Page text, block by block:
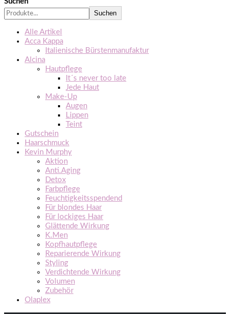
Suchen
Alle Artikel
Acca Kappa
Italienische Bürstenmanufaktur
Alcina
Hautpflege
It´s never too late
Jede Haut
Make-Up
Augen
Lippen
Teint
Gutschein
Haarschmuck
Kevin Murphy
Aktion
Anti.Aging
Detox
Farbpflege
Feuchtigkeitsspendend
Für blondes Haar
Für lockiges Haar
Glättende Wirkung
K.Men
Kopfhautpflege
Reparierende Wirkung
Styling
Verdichtende Wirkung
Volumen
Zubehör
Olaplex